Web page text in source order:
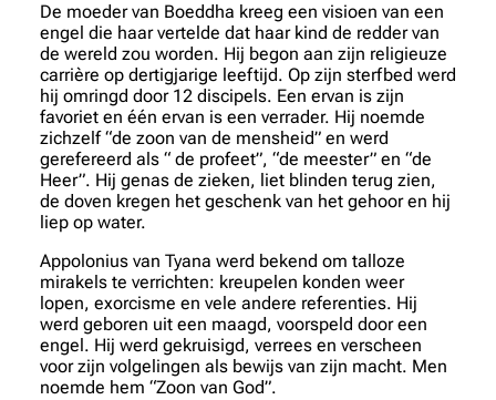
De moeder van Boeddha kreeg een visioen van een
engel die haar vertelde dat haar kind de redder van
de wereld zou worden. Hij begon aan zijn religieuze
carrière op dertigjarige leeftijd. Op zijn sterfbed werd
hij omringd door 12 discipels. Een ervan is zijn
favoriet en één ervan is een verrader. Hij noemde
zichzelf “de zoon van de mensheid” en werd
gerefereerd als “ de profeet”, “de meester” en “de
Heer”. Hij genas de zieken, liet blinden terug zien,
de doven kregen het geschenk van het gehoor en hij
liep op water.
Appolonius van Tyana werd bekend om talloze
mirakels te verrichten: kreupelen konden weer
lopen, exorcisme en vele andere referenties. Hij
werd geboren uit een maagd, voorspeld door een
engel. Hij werd gekruisigd, verrees en verscheen
voor zijn volgelingen als bewijs van zijn macht. Men
noemde hem “Zoon van God”.